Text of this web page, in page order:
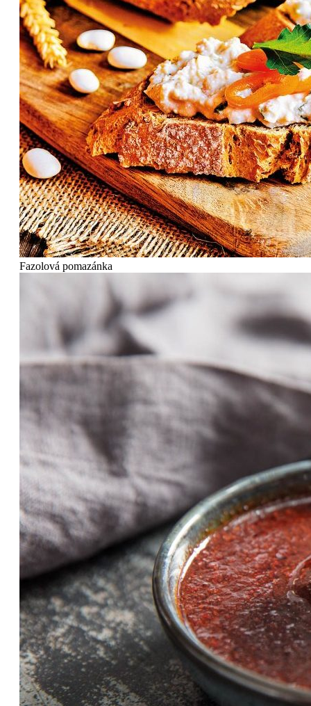
Fazolová pomazánka